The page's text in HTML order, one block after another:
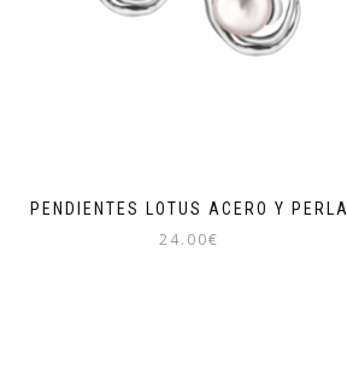
PENDIENTES LOTUS ACERO Y PERLA
24.00€